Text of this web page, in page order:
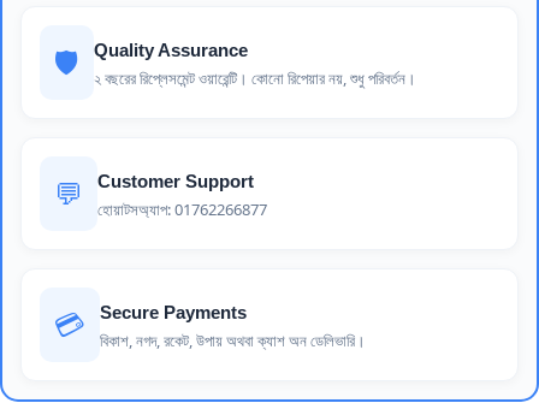
🛡️ Quality Assurance
২ বছরের রিপ্লেসমেন্ট ওয়ারেন্টি। কোনো রিপেয়ার নয়, শুধু পরিবর্তন।
💬 Customer Support
হোয়াটসঅ্যাপ: 01762266877
💳 Secure Payments
বিকাশ, নগদ, রকেট, উপায় অথবা ক্যাশ অন ডেলিভারি।